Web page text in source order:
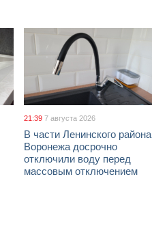
21:39 7 августа 2026
В части Ленинского района
Воронежа досрочно
отключили воду перед
массовым отключением